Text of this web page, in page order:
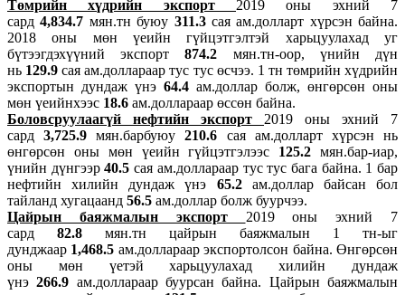
Төмрийн хүдрийн экспорт 2019 оны эхний 7
сард4,834.7 мян.тн буюу 311.3 сая ам.долларт хүрсэн байна.
2018 оны мөн үеийн гүйцэтгэлтэй харьцуулахад уг
бүтээгдэхүүний экспорт874.2 мян.тн-оор, үнийн дүн
нь 129.9сая ам.доллараар тус тус өсчээ. 1 тн төмрийн хүдрийн
экспортын дундаж үнэ 64.4 ам.доллар болж, өнгөрсөн оны
мөн үеийнхээс 18.6 ам.доллараар өссөн байна.
Боловсруулаагүй нефтийн экспорт 2019 оны эхний 7
сард3,725.9мян.барбуюу210.6 сая ам.долларт хүрсэн нь
өнгөрсөн оны мөн үеийн гүйцэтгэлээс 125.2мян.бар-иар,
үнийн дүнгээр40.5сая ам.доллараар тус тус бага байна. 1 бар
нефтийн хилийн дундаж үнэ 65.2 ам.доллар байсан бол
тайланд хугацаанд 56.5 ам.доллар болж буурчээ.
Цайрын баяжмалын экспорт 2019 оны эхний 7
сард 82.8 мян.тн цайрын баяжмалын 1 тн-ыг
дунджаар 1,468.5 ам.доллараар экспортолсон байна. Өнгөрсөн
оны мөн үетэй харьцуулахад хилийн дундаж
үнэ266.9 ам.доллараар буурсан байна. Цайрын баяжмалын